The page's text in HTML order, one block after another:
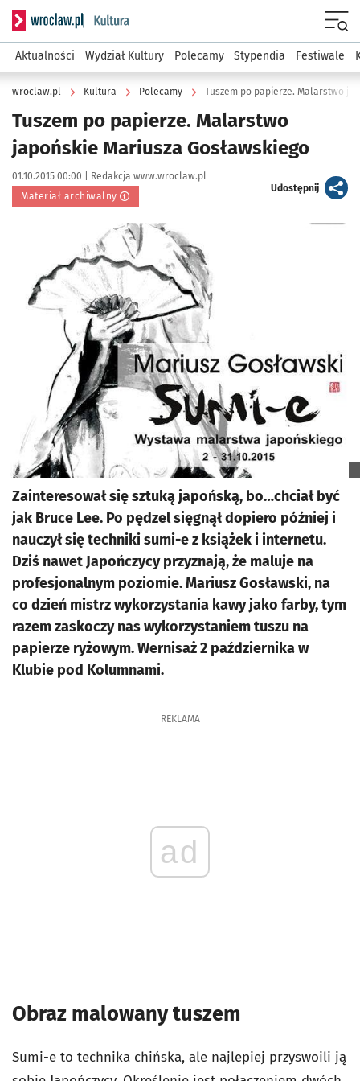
Serwis informacyjny wroclaw.pl podserwis: Kultura
Aktualności Wydział Kultury Polecamy Stypendia Festiwale
wroclaw.pl Kultura Polecamy Tuszem po papierze. Malarstwo
Tuszem po papierze. Malarstwo
japońskie Mariusza Gosławskiego
Data publikacji:
01.10.2015 00:00 | Autor:
Redakcja www.wroclaw.pl
Materiał archiwalny
Udostępnijartykuł
Kliknij, aby powiększyć
Zainteresował się sztuką japońską, bo…chciał być
jak Bruce Lee. Po pędzel sięgnął dopiero później i
nauczył się techniki sumi-e z książek i internetu.
Dziś nawet Japończycy przyznają, że maluje na
profesjonalnym poziomie. Mariusz Gosławski, na
co dzień mistrz wykorzystania kawy jako farby, tym
razem zaskoczy nas wykorzystaniem tuszu na
papierze ryżowym. Wernisaż 2 października w
Klubie pod Kolumnami.
REKLAMA
ad
Obraz malowany tuszem
Sumi-e to technika chińska, ale najlepiej przyswoili ją